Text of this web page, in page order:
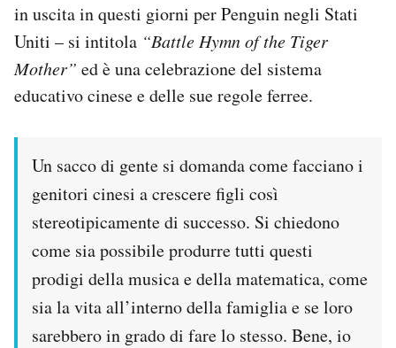
in uscita in questi giorni per Penguin negli Stati
Uniti – si intitola “Battle Hymn of the Tiger
Mother” ed è una celebrazione del sistema
educativo cinese e delle sue regole ferree.
Un sacco di gente si domanda come facciano i
genitori cinesi a crescere figli così
stereotipicamente di successo. Si chiedono
come sia possibile produrre tutti questi
prodigi della musica e della matematica, come
sia la vita all’interno della famiglia e se loro
sarebbero in grado di fare lo stesso. Bene, io